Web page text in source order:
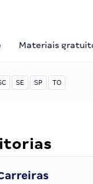
Materiais
SE SP TO